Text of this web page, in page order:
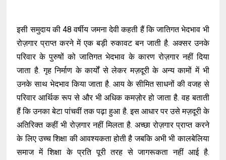
इसी समुदाय की 48 वर्षीय जमना देवी कहती हैं कि जातिगत भेदभाव भी
रोज़गार प्राप्त करने में एक बड़ी रुकावट बन जाती है. अक्सर उनके
परिवार के पुरुषों को जातिगत भेदभाव के कारण रोज़गार नहीं दिया
जाता है. गृह निर्माण के कार्यों से लेकर मज़दूरी के अन्य कामों में भी
उनके साथ भेदभाव किया जाता है. आय के सीमित साधनों की वजह से
परिवार आर्थिक रूप से और भी अधिक कमज़ोर हो जाता है. वह बताती
हैं कि उनका बेटा पांचवीं तक पढ़ा हुआ है. इस आधार पर उसे मज़दूरी के
अतिरिक्त कहीं भी रोज़गार नहीं मिलता है. अच्छा रोज़गार प्राप्त करने
के लिए उच्च शिक्षा की आवश्यकता होती है जबकि अभी भी कालबेलिया
समाज में शिक्षा के प्रति पूरी तरह से जागरूकता नहीं आई है.